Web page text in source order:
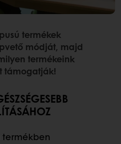
termékek
módját, majd
termékeink
támogatják!
termékben